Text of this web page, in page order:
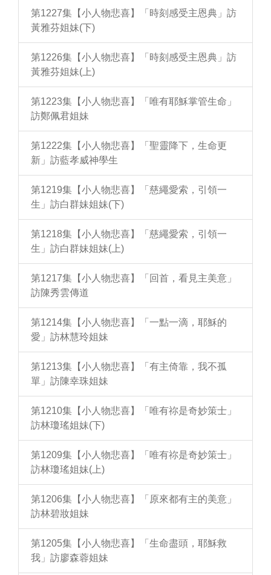
第1227集【小人物悲喜】「時刻感受主恩典」訪
黃雅芬姐妹(下)
第1226集【小人物悲喜】「時刻感受主恩典」訪
黃雅芬姐妹(上)
第1223集【小人物悲喜】「唯有耶穌掌管生命」
訪鄭佩君姐妹
第1222集【小人物悲喜】「聖靈降下，生命更
新」訪藍孝威神學生
第1219集【小人物悲喜】「慈繩愛索，引領一
生」訪白群妹姐妹(下)
第1218集【小人物悲喜】「慈繩愛索，引領一
生」訪白群妹姐妹(上)
第1217集【小人物悲喜】「回首，看見主美意」
訪陳秀雲傳道
第1214集【小人物悲喜】「一點一滴，耶穌的
愛」訪林慧玲姐妹
第1213集【小人物悲喜】「有主倚靠，我不孤
單」訪陳幸珠姐妹
第1210集【小人物悲喜】「唯有祢是奇妙策士」
訪林瓊瑤姐妹(下)
第1209集【小人物悲喜】「唯有祢是奇妙策士」
訪林瓊瑤姐妹(上)
第1206集【小人物悲喜】「原來都有主的美意」
訪林碧妝姐妹
第1205集【小人物悲喜】「生命盡頭，耶穌救
我」訪廖森蓉姐妹